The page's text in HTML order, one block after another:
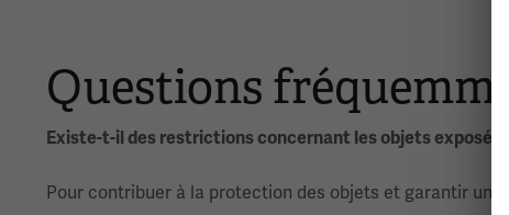
Questions
Existe-t-il des restrictions concernant les objets exposés ?
Pour contribuer à la protection des objets et garantir une